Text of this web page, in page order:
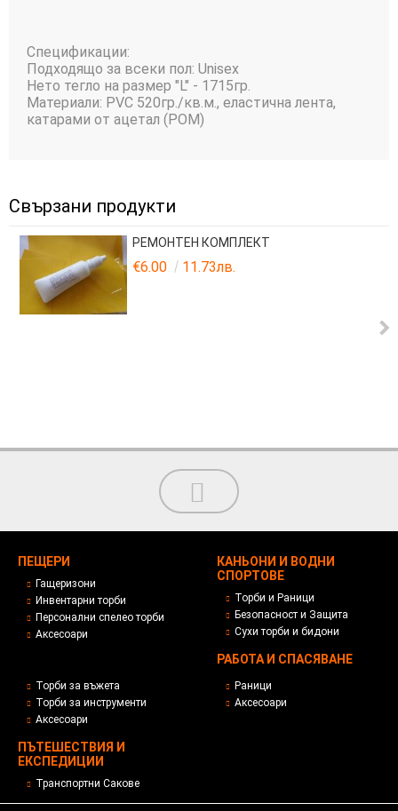
Спецификации:
Подходящо за всеки пол: Unisex
Нето тегло на размер "L" - 1715гр.
Материали: PVC 520гр./кв.м., еластична лента,
катарами от ацетал (POM)
Свързани продукти
РЕМОНТЕН КОМПЛЕКТ
€6.00 11.73лв.
ПЕЩЕРИ
Гащеризони
Инвентарни торби
Персонални спелео торби
Аксесоари
КАНЬОНИ И ВОДНИ
СПОРТОВЕ
Торби и Раници
Безопасност и Защита
Сухи торби и бидони
РАБОТА И СПАСЯВАНЕ
Торби за въжета
Торби за инструменти
Аксесоари
ПЪТЕШЕСТВИЯ И
ЕКСПЕДИЦИИ
Транспортни Сакове
Раници
Аксесоари